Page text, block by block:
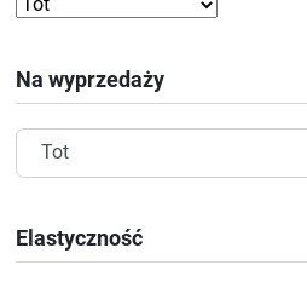
Na wyprzedaży
Elastyczność